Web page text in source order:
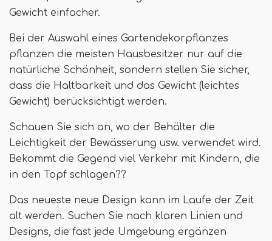
Gewicht einfacher.
Bei der Auswahl eines Gartendekorpflanzes
pflanzen die meisten Hausbesitzer nur auf die
natürliche Schönheit, sondern stellen Sie sicher,
dass die Haltbarkeit und das Gewicht (leichtes
Gewicht) berücksichtigt werden.
Schauen Sie sich an, wo der Behälter die
Leichtigkeit der Bewässerung usw. verwendet wird.
Bekommt die Gegend viel Verkehr mit Kindern, die
in den Topf schlagen??
Das neueste neue Design kann im Laufe der Zeit
alt werden. Suchen Sie nach klaren Linien und
Designs, die fast jede Umgebung ergänzen